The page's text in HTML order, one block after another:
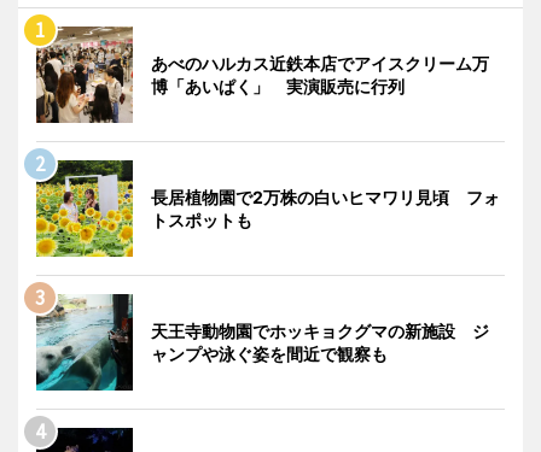
あべのハルカス近鉄本店でアイスクリーム万
博「あいぱく」 実演販売に行列
長居植物園で2万株の白いヒマワリ見頃 フォ
トスポットも
天王寺動物園でホッキョクグマの新施設 ジ
ャンプや泳ぐ姿を間近で観察も